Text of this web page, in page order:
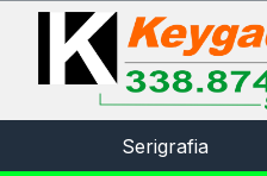
Serigrafia